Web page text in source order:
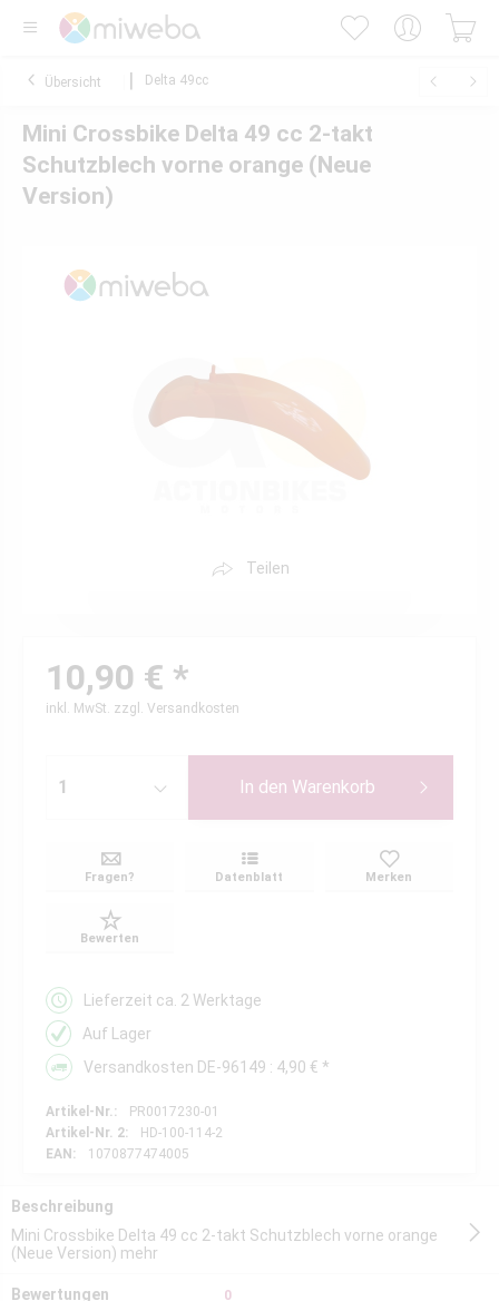
Übersicht Delta 49cc
Mini Crossbike Delta 49 cc 2-takt
Schutzblech vorne orange (Neue
Version)
Teilen
10,90 € *
inkl. MwSt. zzgl. Versandkosten
In den Warenkorb
Fragen? Datenblatt Merken
Bewerten
Lieferzeit ca. 2 Werktage
Auf Lager
Versandkosten DE-96149 : 4,90 € *
Artikel-Nr.:
PR0017230-01
Artikel-Nr. 2:
HD-100-114-2
EAN:
1070877474005
Beschreibung
Mini Crossbike Delta 49 cc 2-takt Schutzblech vorne orange
(Neue Version) mehr
Bewertungen 0